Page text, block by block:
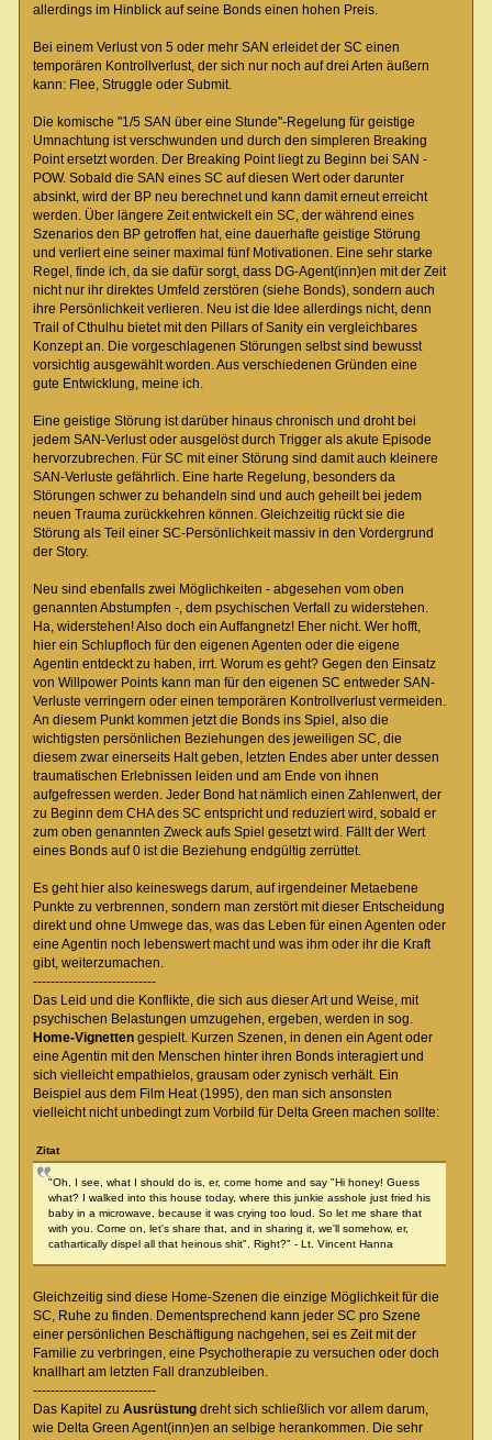
allerdings im Hinblick auf seine Bonds einen hohen Preis.
Bei einem Verlust von 5 oder mehr SAN erleidet der SC einen
temporären Kontrollverlust, der sich nur noch auf drei Arten äußern
kann: Flee, Struggle oder Submit.
Die komische "1/5 SAN über eine Stunde"-Regelung für geistige
Umnachtung ist verschwunden und durch den simpleren Breaking
Point ersetzt worden. Der Breaking Point liegt zu Beginn bei SAN -
POW. Sobald die SAN eines SC auf diesen Wert oder darunter
absinkt, wird der BP neu berechnet und kann damit erneut erreicht
werden. Über längere Zeit entwickelt ein SC, der während eines
Szenarios den BP getroffen hat, eine dauerhafte geistige Störung
und verliert eine seiner maximal fünf Motivationen. Eine sehr starke
Regel, finde ich, da sie dafür sorgt, dass DG-Agent(inn)en mit der Zeit
nicht nur ihr direktes Umfeld zerstören (siehe Bonds), sondern auch
ihre Persönlichkeit verlieren. Neu ist die Idee allerdings nicht, denn
Trail of Cthulhu bietet mit den Pillars of Sanity ein vergleichbares
Konzept an. Die vorgeschlagenen Störungen selbst sind bewusst
vorsichtig ausgewählt worden. Aus verschiedenen Gründen eine
gute Entwicklung, meine ich.
Eine geistige Störung ist darüber hinaus chronisch und droht bei
jedem SAN-Verlust oder ausgelöst durch Trigger als akute Episode
hervorzubrechen. Für SC mit einer Störung sind damit auch kleinere
SAN-Verluste gefährlich. Eine harte Regelung, besonders da
Störungen schwer zu behandeln sind und auch geheilt bei jedem
neuen Trauma zurückkehren können. Gleichzeitig rückt sie die
Störung als Teil einer SC-Persönlichkeit massiv in den Vordergrund
der Story.
Neu sind ebenfalls zwei Möglichkeiten - abgesehen vom oben
genannten Abstumpfen -, dem psychischen Verfall zu widerstehen.
Ha, widerstehen! Also doch ein Auffangnetz! Eher nicht. Wer hofft,
hier ein Schlupfloch für den eigenen Agenten oder die eigene
Agentin entdeckt zu haben, irrt. Worum es geht? Gegen den Einsatz
von Willpower Points kann man für den eigenen SC entweder SAN-
Verluste verringern oder einen temporären Kontrollverlust vermeiden.
An diesem Punkt kommen jetzt die Bonds ins Spiel, also die
wichtigsten persönlichen Beziehungen des jeweiligen SC, die
diesem zwar einerseits Halt geben, letzten Endes aber unter dessen
traumatischen Erlebnissen leiden und am Ende von ihnen
aufgefressen werden. Jeder Bond hat nämlich einen Zahlenwert, der
zu Beginn dem CHA des SC entspricht und reduziert wird, sobald er
zum oben genannten Zweck aufs Spiel gesetzt wird. Fällt der Wert
eines Bonds auf 0 ist die Beziehung endgültig zerrüttet.
Es geht hier also keineswegs darum, auf irgendeiner Metaebene
Punkte zu verbrennen, sondern man zerstört mit dieser Entscheidung
direkt und ohne Umwege das, was das Leben für einen Agenten oder
eine Agentin noch lebenswert macht und was ihm oder ihr die Kraft
gibt, weiterzumachen.
----------------------------
Das Leid und die Konflikte, die sich aus dieser Art und Weise, mit
psychischen Belastungen umzugehen, ergeben, werden in sog.
Home-Vignettengespielt. Kurzen Szenen, in denen ein Agent oder
eine Agentin mit den Menschen hinter ihren Bonds interagiert und
sich vielleicht empathielos, grausam oder zynisch verhält. Ein
Beispiel aus dem Film Heat (1995), den man sich ansonsten
vielleicht nicht unbedingt zum Vorbild für Delta Green machen sollte:
Zitat
"Oh, I see, what I should do is, er, come home and say "Hi honey! Guess
what? I walked into this house today, where this junkie asshole just fried his
baby in a microwave, because it was crying too loud. So let me share that
with you. Come on, let's share that, and in sharing it, we'll somehow, er,
cathartically dispel all that heinous shit". Right?" - Lt. Vincent Hanna
Gleichzeitig sind diese Home-Szenen die einzige Möglichkeit für die
SC, Ruhe zu finden. Dementsprechend kann jeder SC pro Szene
einer persönlichen Beschäftigung nachgehen, sei es Zeit mit der
Familie zu verbringen, eine Psychotherapie zu versuchen oder doch
knallhart am letzten Fall dranzubleiben.
----------------------------
Das Kapitel zu Ausrüstungdreht sich schließlich vor allem darum,
wie Delta Green Agent(inn)en an selbige herankommen. Die sehr